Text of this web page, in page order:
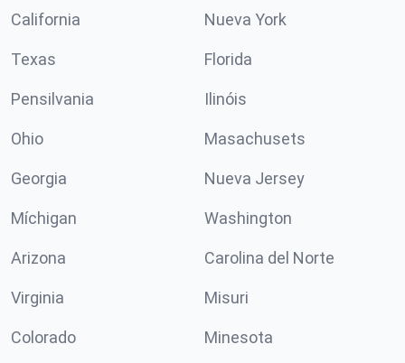
California Nueva York
Texas Florida
Pensilvania Ilinóis
Ohio Masachusets
Georgia Nueva Jersey
Míchigan Washington
Arizona Carolina del Norte
Virginia Misuri
Colorado Minesota